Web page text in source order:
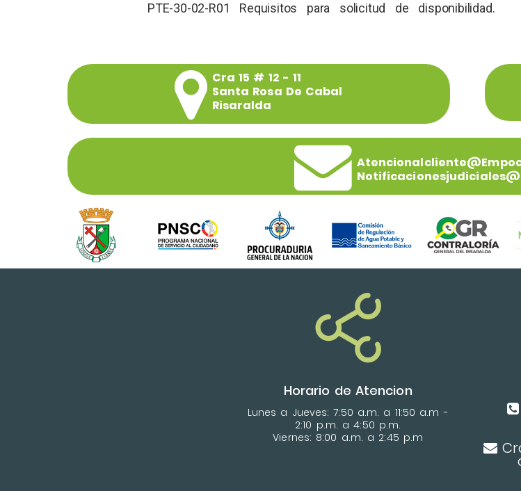
PTE-30-02-R01 Requisitos para solicitud de disponibilidad.
Cra 15 # 12 - 11
Santa Rosa De Cabal
Risaralda
Horario de Atencion
Lunes a Jueves: 7:50 a.m. a 11:50 a.m -
2:10 p.m. a 4:50 p.m.
Viernes: 8:00 a.m. a 2:45 p.m